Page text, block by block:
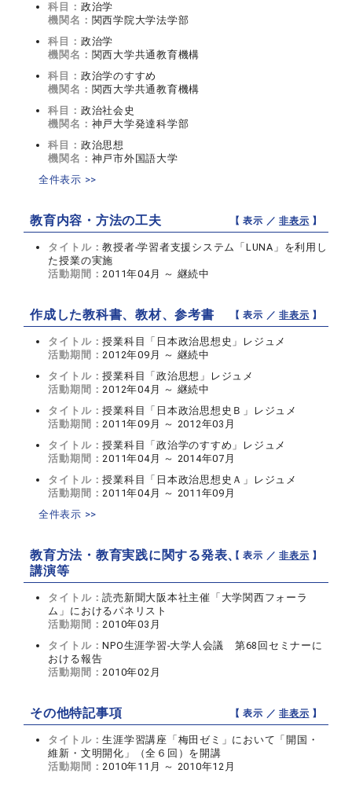
科目： 政治学
機関名： 関西学院大学法学部
科目： 政治学
機関名： 関西大学共通教育機構
科目： 政治学のすすめ
機関名： 関西大学共通教育機構
科目： 政治社会史
機関名： 神戸大学発達科学部
科目： 政治思想
機関名： 神戸市外国語大学
全件表示 >>
教育内容・方法の工夫 【 表示 ／非表示 】
タイトル：教授者-学習者支援システム「LUNA」を利用し
た授業の実施
活動期間：2011年04月 ～ 継続中
作成した教科書、教材、参考書 【 表示 ／非表示 】
タイトル：授業科目「日本政治思想史」レジュメ
活動期間：2012年09月 ～ 継続中
タイトル：授業科目「政治思想」レジュメ
活動期間：2012年04月 ～ 継続中
タイトル：授業科目「日本政治思想史Ｂ」レジュメ
活動期間：2011年09月 ～ 2012年03月
タイトル：授業科目「政治学のすすめ」レジュメ
活動期間：2011年04月 ～ 2014年07月
タイトル：授業科目「日本政治思想史Ａ」レジュメ
活動期間：2011年04月 ～ 2011年09月
全件表示 >>
教育方法・教育実践に関する発表、
講演等
【 表示 ／非表示 】
タイトル：読売新聞大阪本社主催「大学関西フォーラ
ム」におけるパネリスト
活動期間：2010年03月
タイトル：NPO生涯学習-大学人会議 第68回セミナーに
おける報告
活動期間：2010年02月
その他特記事項 【 表示 ／非表示 】
タイトル：生涯学習講座「梅田ゼミ」において「開国・
維新・文明開化」（全６回）を開講
活動期間：2010年11月 ～ 2010年12月